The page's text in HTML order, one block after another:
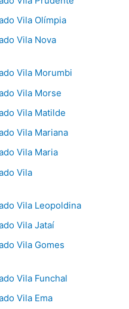
Vila Olímpia
Vila Nova
Vila Morumbi
Vila Morse
Vila Matilde
Vila Mariana
Vila Maria
Vila
Vila Leopoldina
Vila Jataí
Vila Gomes
Vila Funchal
Vila Ema